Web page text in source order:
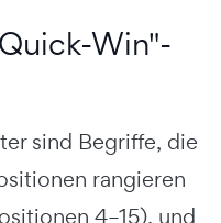
Win"-
sind Begriffe, die
rangieren
4–15), und